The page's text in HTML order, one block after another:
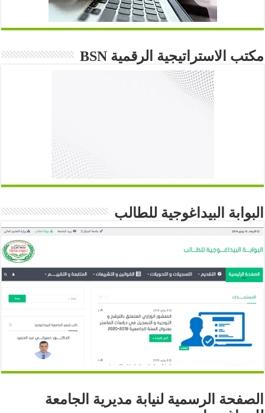
مكتب الاستراتيجية الرقمية BSN
البوابة البيداغوجية للطالب
الصفحة الرسمية لنيابة مديرية الجامعة